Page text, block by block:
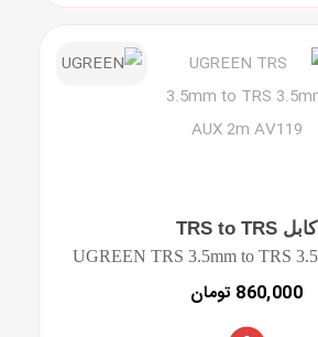
کابل TRS to TRS
860,000 تومان